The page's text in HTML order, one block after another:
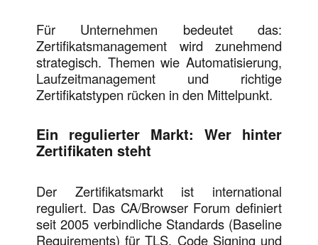
Für Unternehmen bedeutet das:
Zertifikatsmanagement wird zunehmend
strategisch. Themen wie Automatisierung,
Laufzeitmanagement und richtige
Zertifikatstypen rücken in den Mittelpunkt.
Ein regulierter Markt: Wer hinter
Zertifikaten steht
Der Zertifikatsmarkt ist international
reguliert. Das CA/Browser Forum definiert
seit 2005 verbindliche Standards (Baseline
Requirements) für TLS, Code Signing und